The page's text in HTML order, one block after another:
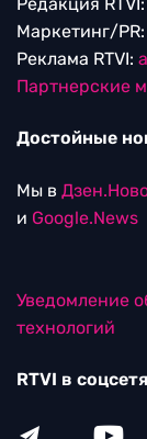
Маркетинг/PR:
Реклама RTVI:
Партнерские
Достойные
Мы в
и Google.News
Уведомление
технологий
RTVI в